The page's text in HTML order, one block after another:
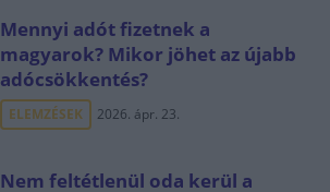
Mennyi adót fizetnek a
magyarok? Mikor jöhet az újabb
adócsökkentés?
ELEMZÉSEK 2026. ápr. 23.
Nem feltétlenül oda kerül a